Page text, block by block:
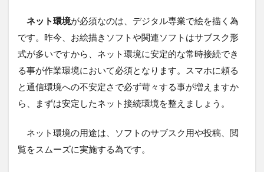
ネット環境が必須なのは、デジタル専業で絵を描く為
です。昨今、お絵描きソフトや関連ソフトはサブスク形
式が多いですから、ネット環境に安定的な常時接続でき
る事が作業環境において必須となります。スマホに頼る
と通信環境への不安定さで必ず苛々する事が増えますか
ら、まずは安定したネット接続環境を整えましょう。
ネット環境の用途は、ソフトのサブスク用や投稿、閲
覧をスムーズに実施する為です。